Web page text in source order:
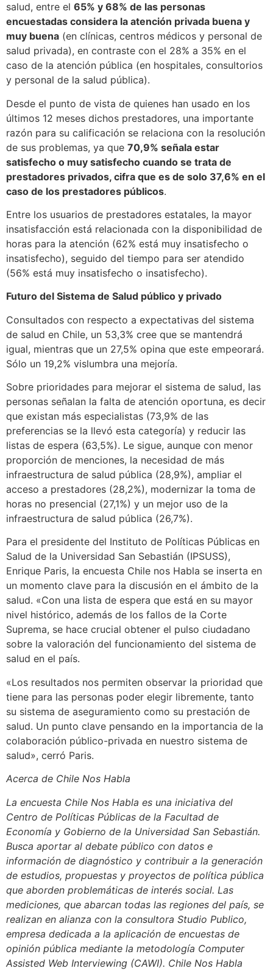
salud, entre el 65% y 68% de las personas
encuestadas considera la atención privada buena y
muy buena (en clínicas, centros médicos y personal de
salud privada), en contraste con el 28% a 35% en el
caso de la atención pública (en hospitales, consultorios
y personal de la salud pública).
Desde el punto de vista de quienes han usado en los
últimos 12 meses dichos prestadores, una importante
razón para su calificación se relaciona con la resolución
de sus problemas, ya que 70,9% señala estar
satisfecho o muy satisfecho cuando se trata de
prestadores privados, cifra que es de solo 37,6% en el
caso de los prestadores públicos.
Entre los usuarios de prestadores estatales, la mayor
insatisfacción está relacionada con la disponibilidad de
horas para la atención (62% está muy insatisfecho o
insatisfecho), seguido del tiempo para ser atendido
(56% está muy insatisfecho o insatisfecho).
Futuro del Sistema de Salud público y privado
Consultados con respecto a expectativas del sistema
de salud en Chile, un 53,3% cree que se mantendrá
igual, mientras que un 27,5% opina que este empeorará.
Sólo un 19,2% vislumbra una mejoría.
Sobre prioridades para mejorar el sistema de salud, las
personas señalan la falta de atención oportuna, es decir
que existan más especialistas (73,9% de las
preferencias se la llevó esta categoría) y reducir las
listas de espera (63,5%). Le sigue, aunque con menor
proporción de menciones, la necesidad de más
infraestructura de salud pública (28,9%), ampliar el
acceso a prestadores (28,2%), modernizar la toma de
horas no presencial (27,1%) y un mejor uso de la
infraestructura de salud pública (26,7%).
Para el presidente del Instituto de Políticas Públicas en
Salud de la Universidad San Sebastián (IPSUSS),
Enrique Paris, la encuesta Chile nos Habla se inserta en
un momento clave para la discusión en el ámbito de la
salud. «Con una lista de espera que está en su mayor
nivel histórico, además de los fallos de la Corte
Suprema, se hace crucial obtener el pulso ciudadano
sobre la valoración del funcionamiento del sistema de
salud en el país.
«Los resultados nos permiten observar la prioridad que
tiene para las personas poder elegir libremente, tanto
su sistema de aseguramiento como su prestación de
salud. Un punto clave pensando en la importancia de la
colaboración público-privada en nuestro sistema de
salud», cerró Paris.
Acerca de Chile Nos Habla
La encuesta Chile Nos Habla es una iniciativa del
Centro de Políticas Públicas de la Facultad de
Economía y Gobierno de la Universidad San Sebastián.
Busca aportar al debate público con datos e
información de diagnóstico y contribuir a la generación
de estudios, propuestas y proyectos de política pública
que aborden problemáticas de interés social. Las
mediciones, que abarcan todas las regiones del país, se
realizan en alianza con la consultora Studio Publico,
empresa dedicada a la aplicación de encuestas de
opinión pública mediante la metodología Computer
Assisted Web Interviewing (CAWI). Chile Nos Habla